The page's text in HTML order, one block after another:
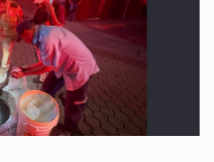
de olor a gas en tres